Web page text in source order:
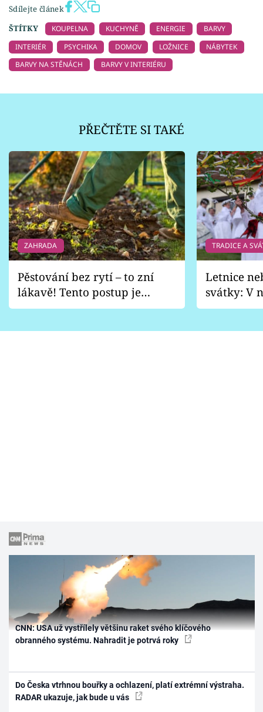
Sdílejte článek
ŠTÍTKY
KOUPELNA KUCHYNĚ ENERGIE
BARVY
INTERIÉR
PSYCHIKA DOMOV LOŽNICE
NÁBYTEK
BARVY NA STĚNÁCH
BARVY V INTERIÉRU
PŘEČTĚTE SI TAKÉ
ZAHRADA
Pěstování bez rytí – to zní
lákavě! Tento postup je
vhodný jen pro některé
TRADICE A
Letnice
svátky: V
pondělí
CNN: USA už vystřílely většinu raket svého klíčového
obranného systému. Nahradit je potrvá roky
Do Česka vtrhnou bouřky a ochlazení, platí extrémní výstraha.
RADAR ukazuje, jak bude u vás